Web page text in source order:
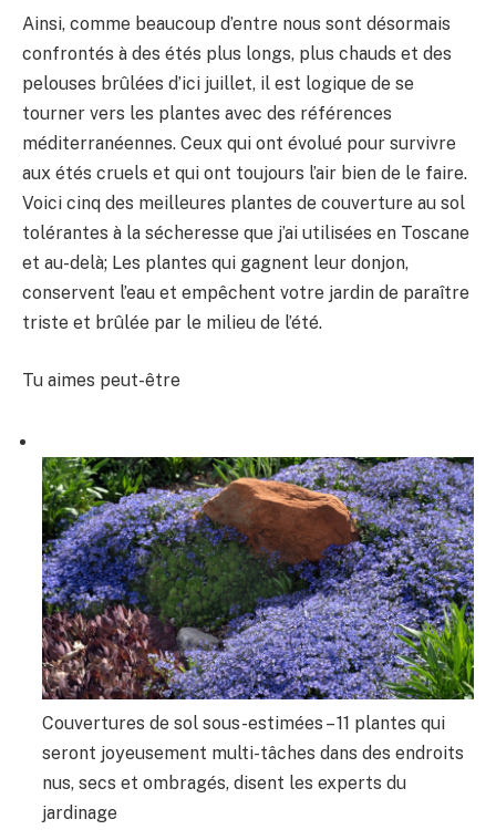
Ainsi, comme beaucoup d’entre nous sont désormais
confrontés à des étés plus longs, plus chauds et des
pelouses brûlées d’ici juillet, il est logique de se
tourner vers les plantes avec des références
méditerranéennes. Ceux qui ont évolué pour survivre
aux étés cruels et qui ont toujours l’air bien de le faire.
Voici cinq des meilleures plantes de couverture au sol
tolérantes à la sécheresse que j’ai utilisées en Toscane
et au-delà; Les plantes qui gagnent leur donjon,
conservent l’eau et empêchent votre jardin de paraître
triste et brûlée par le milieu de l’été.
Tu aimes peut-être
Couvertures de sol sous-estimées – 11 plantes qui
seront joyeusement multi-tâches dans des endroits
nus, secs et ombragés, disent les experts du
jardinage